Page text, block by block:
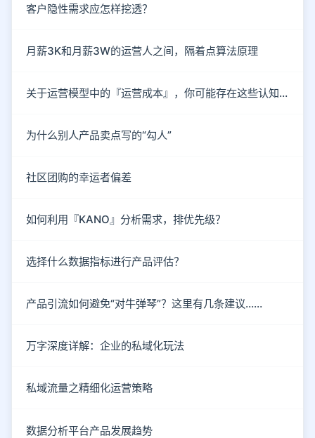
客户隐性需求应怎样挖透？
月薪3K和月薪3W的运营人之间，隔着点算法原理
关于运营模型中的『运营成本』，你可能存在这些认知误区！
为什么别人产品卖点写的“勾人”
社区团购的幸运者偏差
如何利用『KANO』分析需求，排优先级？
选择什么数据指标进行产品评估？
产品引流如何避免“对牛弹琴”？这里有几条建议……
万字深度详解：企业的私域化玩法
私域流量之精细化运营策略
数据分析平台产品发展趋势